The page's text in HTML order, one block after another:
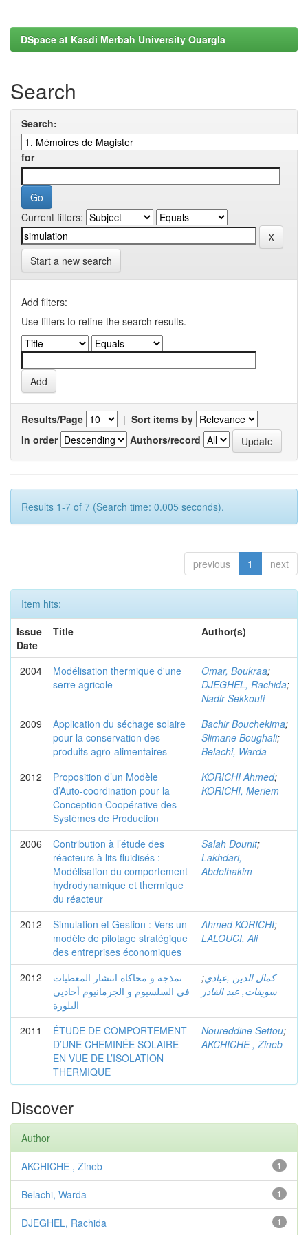
DSpace at Kasdi Merbah University Ouargla
Search
Search:
for
Current filters:
Start a new search
Add filters:
Use filters to refine the search results.
Results/Page | Sort items by
In order
Authors/record
Results 1-7 of 7 (Search time: 0.005 seconds).
previous 1 next
Item hits:
Issue
Date
Title Author(s)
2004
Modélisation thermique d'une
serre agricole
Omar, Boukraa;
DJEGHEL, Rachida;
Nadir Sekkouti
2009
Application du séchage solaire
pour la conservation des
produits agro-alimentaires
Bachir Bouchekima;
Slimane Boughali;
Belachi, Warda
2012
Proposition d’un Modèle
d’Auto-coordination pour la
Conception Coopérative des
Systèmes de Production
KORICHI Ahmed;
KORICHI, Meriem
2006
Contribution à l’étude des
réacteurs à lits fluidisés :
Modélisation du comportement
hydrodynamique et thermique
du réacteur
Salah Dounit;
Lakhdari,
Abdelhakim
2012
Simulation et Gestion : Vers un
modèle de pilotage stratégique
des entreprises économiques
Ahmed KORICHI;
LALOUCI, Ali
2012
نمذجة و محاكاة انتشار المعطيات
في السلسيوم و الجرمانيوم أحاديي
البلورة
كمال الدين ,عيادي;
سويقات, عبد القادر
2011
ÉTUDE DE COMPORTEMENT
D’UNE CHEMINÉE SOLAIRE
EN VUE DE L’ISOLATION
THERMIQUE
Noureddine Settou;
AKCHICHE , Zineb
Discover
Author
1
AKCHICHE , Zineb
1
Belachi, Warda
1
DJEGHEL, Rachida